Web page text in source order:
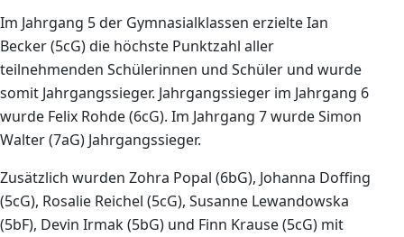
Im Jahrgang 5 der Gymnasialklassen erzielte Ian
Becker (5cG) die höchste Punktzahl aller
teilnehmenden Schülerinnen und Schüler und wurde
somit Jahrgangssieger. Jahrgangssieger im Jahrgang 6
wurde Felix Rohde (6cG). Im Jahrgang 7 wurde Simon
Walter (7aG) Jahrgangssieger.
Zusätzlich wurden Zohra Popal (6bG), Johanna Doffing
(5cG), Rosalie Reichel (5cG), Susanne Lewandowska
(5bF), Devin Irmak (5bG) und Finn Krause (5cG) mit